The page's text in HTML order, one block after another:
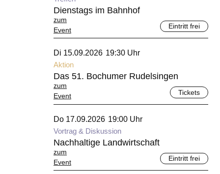
Eintritt frei
Dienstags im Bahnhof
zum
Event
September 2026
Di 15.09.2026 19:30 Uhr
Aktion
Tickets
Das 51. Bochumer Rudelsingen
zum
Event
September 2026
Do 17.09.2026 19:00 Uhr
Vortrag & Diskussion
Eintritt frei
Nachhaltige Landwirtschaft
zum
Event